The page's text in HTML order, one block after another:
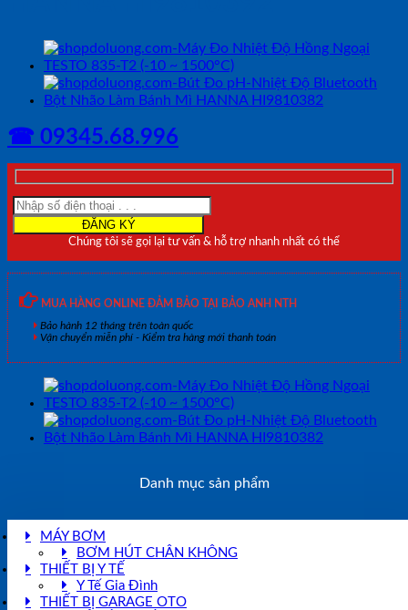
☎ 09345.68.996
Chúng tôi sẽ gọi lại tư vấn & hỗ trợ nhanh nhất có thể
MUA HÀNG ONLINE ĐẢM BẢO TẠI BẢO ANH NTH
Bảo hành 12 tháng trên toàn quốc
Vận chuyển miễn phí - Kiểm tra hàng mới thanh toán
Danh mục sản phẩm
MÁY BƠM
BƠM HÚT CHÂN KHÔNG
THIẾT BỊ Y TẾ
Y Tế Gia Đình
THIẾT BỊ GARAGE OTO